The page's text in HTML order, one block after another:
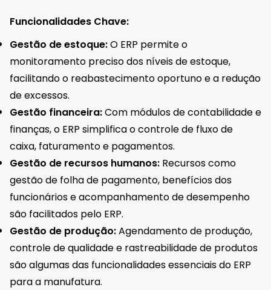
Funcionalidades Chave:
Gestão de estoque:O ERP permite o
monitoramento preciso dos níveis de estoque,
facilitando o reabastecimento oportuno e a redução
de excessos.
Gestão financeira:Com módulos de contabilidade e
finanças, o ERP simplifica o controle de fluxo de
caixa, faturamento e pagamentos.
Gestão de recursos humanos: Recursos como
gestão de folha de pagamento, benefícios dos
funcionários e acompanhamento de desempenho
são facilitados pelo ERP.
Gestão de produção:Agendamento de produção,
controle de qualidade e rastreabilidade de produtos
são algumas das funcionalidades essenciais do ERP
para a manufatura.